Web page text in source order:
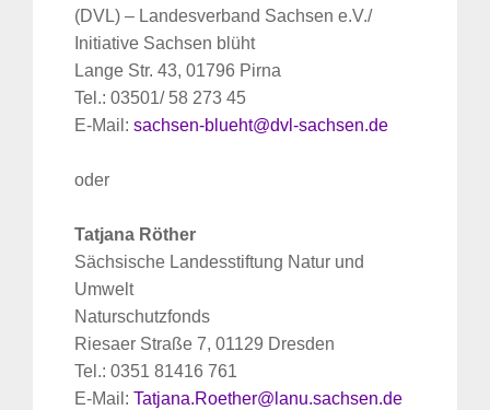
(DVL) – Landesverband Sachsen e.V./
Initiative Sachsen blüht
Lange Str. 43, 01796 Pirna
Tel.: 03501/ 58 273 45
E-Mail: sachsen-blueht@dvl-sachsen.de
oder
Tatjana Röther
Sächsische Landesstiftung Natur und
Umwelt
Naturschutzfonds
Riesaer Straße 7, 01129 Dresden
Tel.: 0351 81416 761
E-Mail: Tatjana.Roether@lanu.sachsen.de